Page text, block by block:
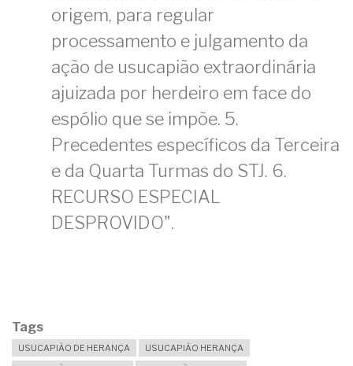
origem, para regular
processamento e julgamento da
ação de usucapião extraordinária
ajuizada por herdeiro em face do
espólio que se impõe. 5.
Precedentes específicos da Terceira
e da Quarta Turmas do STJ. 6.
RECURSO ESPECIAL
DESPROVIDO".
Tags
USUCAPIÃO DE HERANÇA
USUCAPIÃO HERANÇA